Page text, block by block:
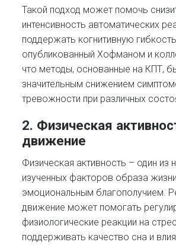
Такой подход может помочь
интенсивность автоматических
поддержать когнитивную
опубликованный Хофманом и
что методы, основанные на КПТ,
значительным снижением
тревожности при различных
2. Физическая
движение
Физическая активность – один из
изученных факторов образа
эмоциональным благополучием.
движение может помогать
физиологические реакции на
поддерживать качество сна и